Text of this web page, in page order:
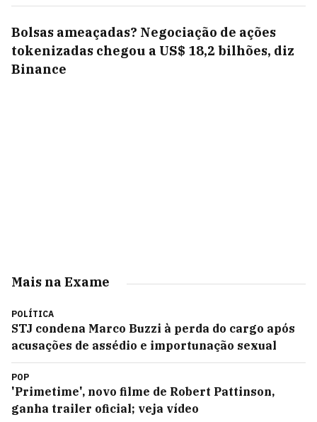
Bolsas ameaçadas? Negociação de ações
tokenizadas chegou a US$ 18,2 bilhões, diz
Binance
Mais na Exame
POLÍTICA
STJ condena Marco Buzzi à perda do cargo após
acusações de assédio e importunação sexual
POP
'Primetime', novo filme de Robert Pattinson,
ganha trailer oficial; veja vídeo